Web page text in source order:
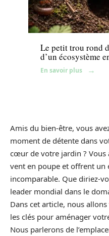
Jardin
Le petit trou rond
d’un écosystème
En savoir plus
Amis du bien-être, vous
moment de détente dans
cœur de votre jardin ? Vous
vent en poupe et offrent un
incomparable. Que diriez-
leader mondial dans le
Dans cet article, nous
les clés pour aménager
Nous parlerons de